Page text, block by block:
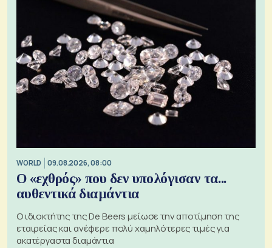
WORLD 09.08.2026, 08:00
Ο «εχθρός» που δεν υπολόγισαν τα...
αυθεντικά διαμάντια
Ο ιδιοκτήτης της De Beers μείωσε την αποτίμηση της
εταιρείας και ανέφερε πολύ χαμηλότερες τιμές για
ακατέργαστα διαμάντια